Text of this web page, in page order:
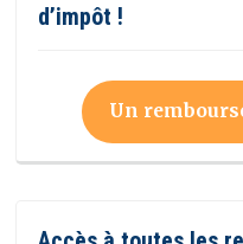
d’impôt !
Un